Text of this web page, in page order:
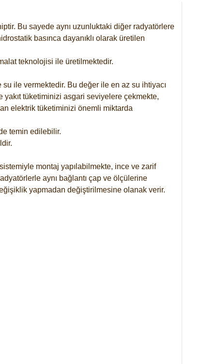
Bu sayede aynı uzunluktaki diğer radyatörlere
basınca dayanıklı olarak üretilen
teknolojisi ile üretilmektedir.
su ile vermektedir. Bu değer ile en az su ihtiyacı
yakıt tüketiminizi asgari seviyelere çekmekte,
elektrik tüketiminizi önemli miktarda
temin edilebilir.
montaj yapılabilmekte, ince ve zarif
aynı bağlantı çap ve ölçülerine
yapmadan değiştirilmesine olanak verir.